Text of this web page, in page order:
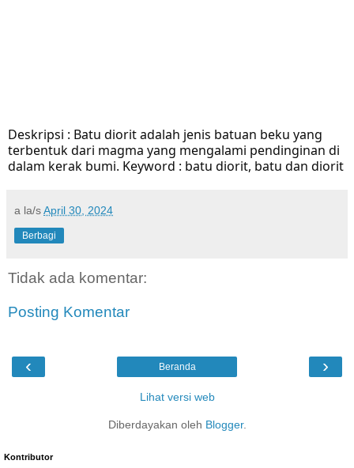
Deskripsi : Batu diorit adalah jenis batuan beku yang
terbentuk dari magma yang mengalami pendinginan di
dalam kerak bumi. Keyword : batu diorit, batu dan diorit
a la/sApril 30, 2024
Berbagi
Tidak ada komentar:
Posting Komentar
‹ ›
Beranda
Lihat versi web
Diberdayakan oleh Blogger.
Kontributor